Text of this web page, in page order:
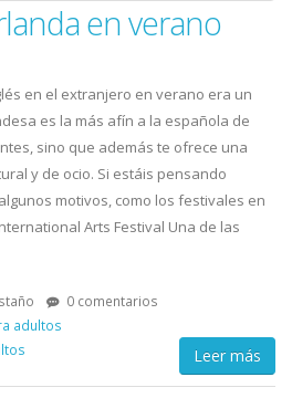
en verano
en el extranjero en verano era un
es la más afín a la española de
sino que además te ofrece una
y de ocio. Si estáis pensando
motivos, como los festivales en
Arts Festival Una de las
0 comentarios
adultos
Leer más